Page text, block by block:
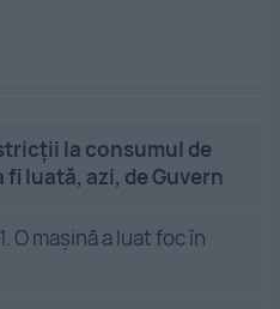
la consumul de
luată, azi, de Guvern
O mașină a luat foc în